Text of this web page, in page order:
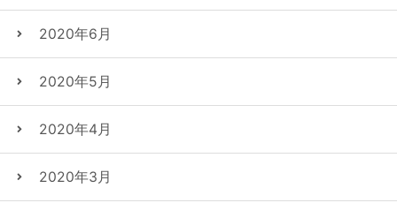
2020年6月
2020年5月
2020年4月
2020年3月